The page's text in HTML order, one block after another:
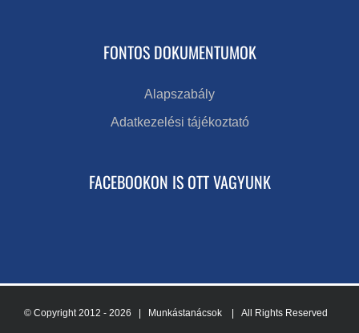
FONTOS DOKUMENTUMOK
Alapszabály
Adatkezelési tájékoztató
FACEBOOKON IS OTT VAGYUNK
© Copyright 2012 - 2026 | Munkástanácsok | All Rights Reserved